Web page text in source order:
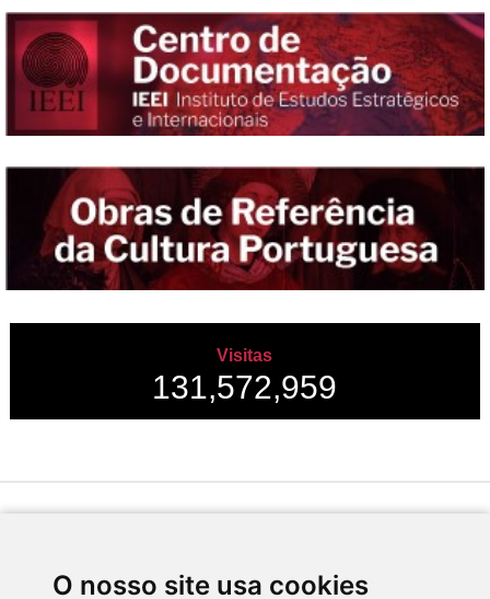
O nosso site usa cookies
Visitas
131,572,959